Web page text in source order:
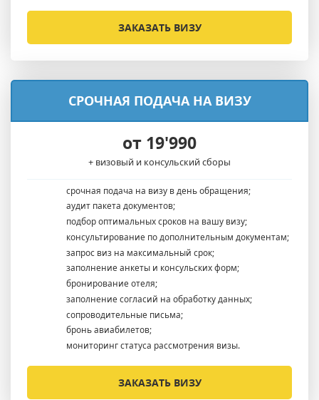
ЗАКАЗАТЬ ВИЗУ
СРОЧНАЯ ПОДАЧА НА ВИЗУ
от 19'990
+ визовый и консульский сборы
срочная подача на визу в день обращения;
аудит пакета документов;
подбор оптимальных сроков на вашу визу;
консультирование по дополнительным документам;
запрос виз на максимальный срок;
заполнение анкеты и консульских форм;
бронирование отеля;
заполнение согласий на обработку данных;
сопроводительные письма;
бронь авиабилетов;
мониторинг статуса рассмотрения визы.
ЗАКАЗАТЬ ВИЗУ